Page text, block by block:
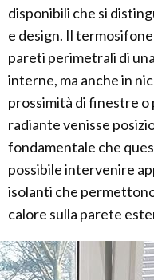
disponibili che si
e design. Il
pareti perimetrali di
interne, ma anche in
prossimità di finestre
radiante venisse
fondamentale che
possibile intervenire
isolanti che
calore sulla parete